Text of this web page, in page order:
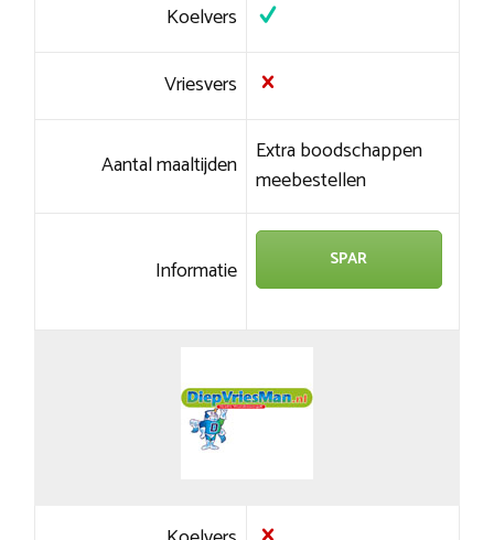
Koelvers
Vriesvers
Aantal maaltijden Extra boodschappen
meebestellen
Informatie SPAR